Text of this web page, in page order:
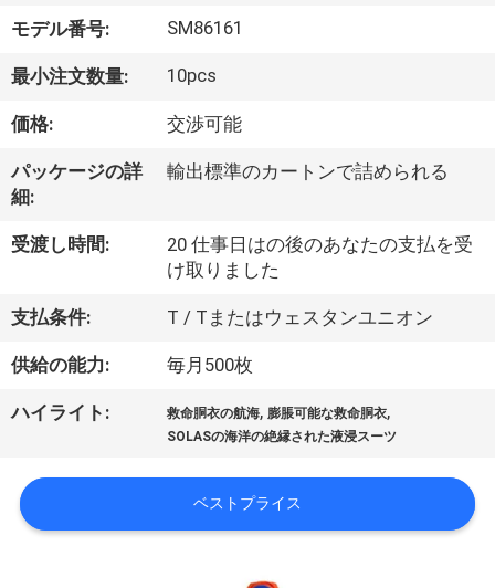
ビ
オ
に
つ
い
工
モデル番号: SM86161
最小注文数量: 10pcs
価格: 交渉可能
パッケージの詳
細:
輸出標準のカートンで詰められる
受渡し時間:
20 仕事日はの後のあなたの支払を受
け取りました
支払条件: T / Tまたはウェスタンユニオン
供給の能力: 毎月500枚
ハイライト: 救命胴衣の航海,膨脹可能な救命胴衣,
SOLASの海洋の絶縁された液浸スーツ
ベストプライス